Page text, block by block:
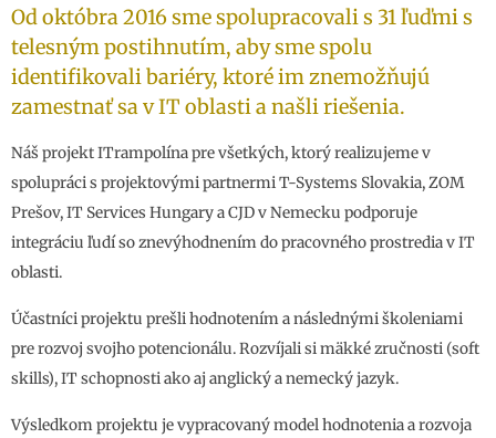
Od októbra 2016 sme spolupracovali s 31 ľuďmi s
telesným postihnutím, aby sme spolu
identifikovali bariéry, ktoré im znemožňujú
zamestnať sa v IT oblasti a našli riešenia.
Náš projekt ITrampolína pre všetkých, ktorý realizujeme v
spolupráci s projektovými partnermi T-Systems Slovakia, ZOM
Prešov, IT Services Hungary a CJD v Nemecku podporuje
integráciu ľudí so znevýhodnením do pracovného prostredia v IT
oblasti.
Účastníci projektu prešli hodnotením a následnými školeniami
pre rozvoj svojho potencionálu. Rozvíjali si mäkké zručnosti (soft
skills), IT schopnosti ako aj anglický a nemecký jazyk.
Výsledkom projektu je vypracovaný model hodnotenia a rozvoja